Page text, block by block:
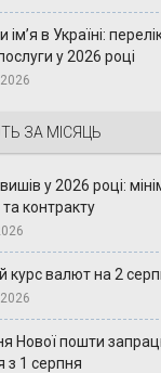
ім’я в Україні:
у 2026 році
ЗА МІСЯЦЬ
у 2026 році:
контракту
курс валют на 2
Нової пошти
з 1 серпня